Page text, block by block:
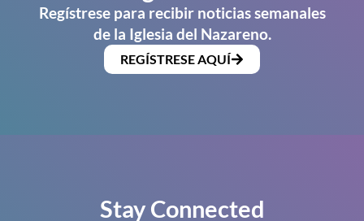
Regístrese para recibir noticias semanales
de la Iglesia del Nazareno.
REGÍSTRESE AQUÍ
Stay Connected